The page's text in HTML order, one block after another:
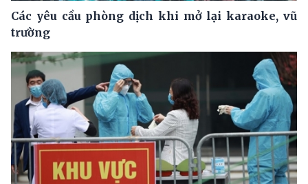
Các yêu cầu phòng dịch khi mở lại karaoke, vũ
trường